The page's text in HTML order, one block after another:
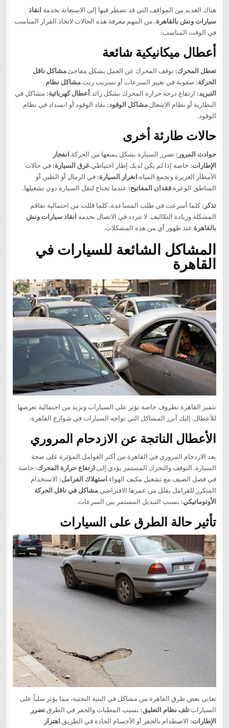
هناك العديد من المواقف التي قد تضطر فيها إلى الاستعانة بخدمة انقاذ
سيارات ونش بالقاهرة. من المهم معرفة هذه الحالات لاتخاذ القرار المناسب
في الوقت المناسب:
أعطال ميكانيكية شائعة
تعطل المحرك: توقف المحرك عن العمل بشكل مفاجئ.مشاكل ناقل
الحركة: صعوبة في تغيير السرعات أو تسريب زيت.مشاكل نظام
التبريد: ارتفاع درجة حرارة المحرك بشكل زائد. أعطال كهربائية: مشاكل في
البطارية أو نظام الإشعال.مشاكل الوقود: نفاد الوقود أو انسداد في نظام
الوقود.
حالات طارئة أخرى
حوادث المرور: تضرر السيارة بشكل يمنعها من الحركة.انفجار
الإطارات: خاصة إذا لم يكن لديك إطار احتياطي.غرق السيارة: في حالات
الأمطار الغزيرة وتجمع المياه.انغراز السيارة: في الرمال أو الطين أو
المناطق الوعرة.فقدان المفاتيح: عندما تحتاج لنقل السيارة دون تشغيلها.
تذكر: كلما أسرعت في طلب المساعدة، كلما قللت من احتمالية تفاقم
المشكلة وزيادة التكاليف. لا تتردد في الاتصال بخدمة انقاذ سيارات ونش
بالقاهرة عند ظهور أي من هذه المشكلات.
المشاكل الشائعة للسيارات في
القاهرة
تتميز القاهرة بظروف خاصة تؤثر على السيارات وتزيد من احتمالية تعرضها
للأعطال. إليك أبرز المشاكل التي تواجه السيارات في شوارع القاهرة:
الأعطال الناتجة عن الازدحام المروري
يعد الازدحام المروري في القاهرة من أكثر العوامل المؤثرة على صحة
السيارة. التوقف والتحرك المستمر يؤدي إلى: ارتفاع حرارة المحرك: خاصة
في فصل الصيف مع تشغيل مكيف الهواء. استهلاك الفرامل: الاستخدام
المتكرر للفرامل يقلل من عمرها الافتراضي.مشاكل في ناقل الحركة
الأوتوماتيكي: بسبب التبديل المستمر بين السرعات.
تأثير حالة الطرق على السيارات
تعاني بعض طرق القاهرة من مشاكل في البنية التحتية، مما يؤثر سلباً على
السيارات:تلف نظام التعليق: بسبب المطبات والحفر في الطرق.تضرر
الإطارات: الاصطدام بالحفر أو الأجسام الحادة في الطريق. اهتزاز